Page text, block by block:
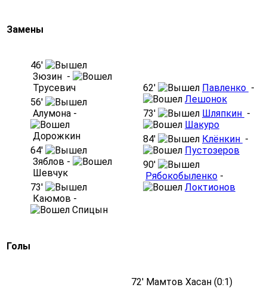
Замены
46′
Зюзин -
Трусевич
56′
Алумона -
Дорожкин
64′
Зяблов -
Шевчук
73′
Каюмов -
Спицын
62′ Павленко -
Лешонок
73′
Шляпкин -
Шакуро
84′
Клёнкин -
Пустозеров
90′
Рябокобыленко -
Локтионов
Голы
72' Мамтов Хасан (0:1)